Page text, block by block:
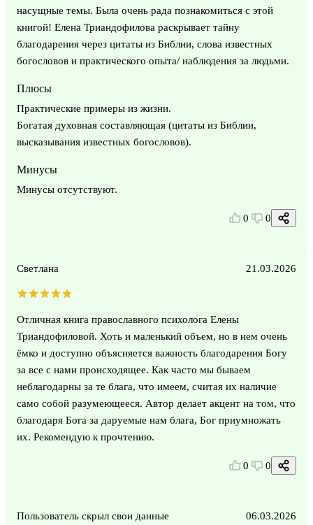
насущные темы. Была очень рада познакомиться с этой
книгой! Елена Триандофилова раскрывает тайну
благодарения через цитаты из Библии, слова известных
богословов и практического опыта/ наблюдения за людьми.
Плюсы
Практические примеры из жизни.
Богатая духовная составляющая (цитаты из Библии,
высказывания известных богословов).
Минусы
Минусы отсутствуют.
0 0
Светлана 21.03.2026
Отличная книга православного психолога Елены
Триандофиловой. Хоть и маленький объем, но в нем очень
ёмко и доступно объясняется важность благодарения Богу
за все с нами происходящее. Как часто мы бываем
неблагодарны за те блага, что имеем, считая их наличие
само собой разумеющееся. Автор делает акцент на том, что
благодаря Бога за даруемые нам блага, Бог приумножать
их. Рекомендую к прочтению.
0 0
Пользователь скрыл свои данные 06.03.2026